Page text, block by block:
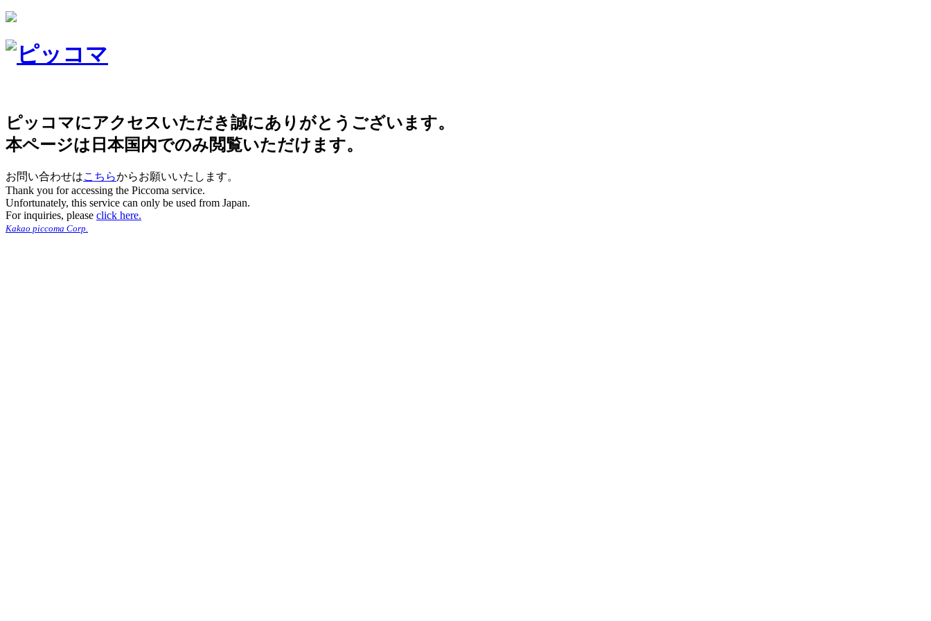
ピッコマにアクセスいただき誠にありがとうございます。
本ページは日本国内でのみ閲覧いただけます。
お問い合わせはこちらからお願いいたします。
Thank you for accessing the Piccoma service.
Unfortunately, this service can only be used from Japan.
For inquiries, please click here.
Kakao piccoma Corp.